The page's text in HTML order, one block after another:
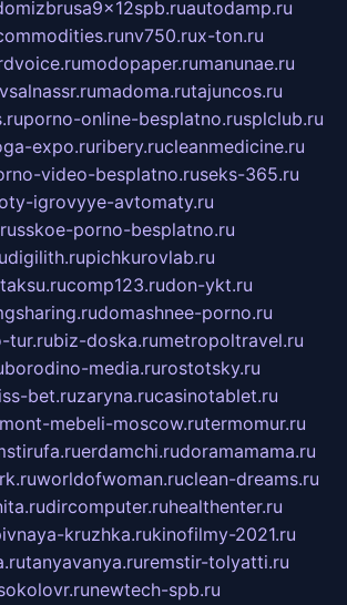
autodamp.ru
nv750.rux-ton.ru
modopaper.rumanunae.ru
madoma.rutajuncos.ru
porno-online-besplatno.rusplclub.ru
expo.ruribery.rucleanmedicine.ru
video-besplatno.ruseks-365.ru
igrovyye-avtomaty.ru
russkoe-porno-besplatno.ru
digilith.rupichkurovlab.ru
taksu.rucomp123.rudon-ykt.ru
domashnee-porno.ru
tur.rubiz-doska.rumetropoltravel.ru
borodino-media.rurostotsky.ru
bet.ruzaryna.rucasinotablet.ru
mebeli-moscow.rutermomur.ru
erdamchi.rudoramamama.ru
worldofwoman.ruclean-dreams.ru
dircomputer.ruhealthenter.ru
kruzhka.rukinofilmy-2021.ru
tanyavanya.ruremstir-tolyatti.ru
newtech-spb.ru